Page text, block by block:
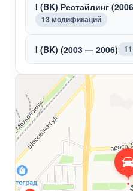
I (BK) Рестайлинг
13 модификаций
I (BK) (2003 — 2006)